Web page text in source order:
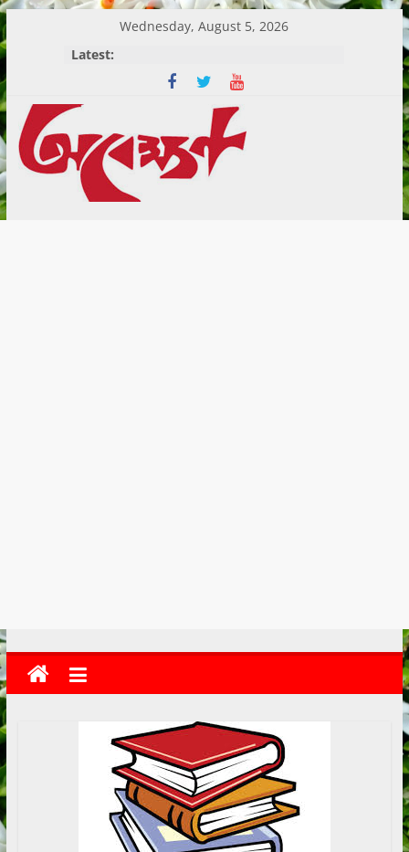
Skip
to
Wednesday, August 5, 2026
Latest:
Abekshan.com